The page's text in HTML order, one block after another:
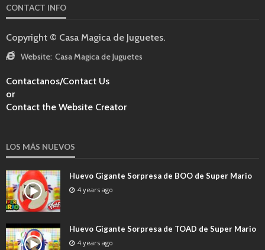
CONTACT INFO
Copyright © Casa Magica de Juguetes.
Website: Casa Magica de Juguetes
Contactanos/Contact Us
or
Contact the Website Creator
LOS MÁS NUEVOS
Huevo Gigante Sorpresa de BOO de Super Mario
4 years ago
Huevo Gigante Sorpresa de TOAD de Super Mario
4 years ago